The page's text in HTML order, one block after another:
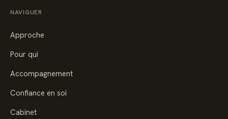
NAVIGUER
Approche
Pour qui
Accompagnement
Confiance en soi
Cabinet